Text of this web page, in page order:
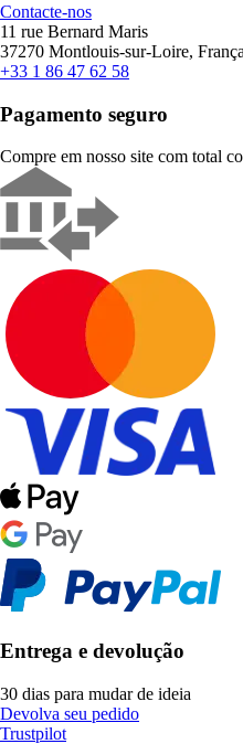
Contacte-nos
11 rue Bernard Maris
37270 Montlouis-sur-Loire, França
+33 1 86 47 62 58
Pagamento seguro
Compre em nosso site com total
Entrega e devolução
30 dias para mudar de ideia
Devolva seu pedido
Trustpilot